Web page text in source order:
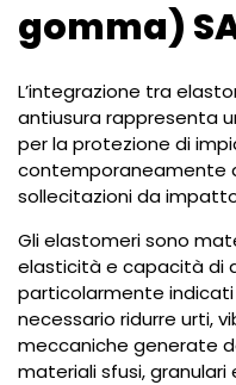
gomma)
L’integrazione tra
antiusura rappresenta
per la protezione di
contemporaneamente
sollecitazioni da
Gli elastomeri sono
elasticità e capacità di
particolarmente indicati
necessario ridurre urti,
meccaniche generate
materiali sfusi, granulari